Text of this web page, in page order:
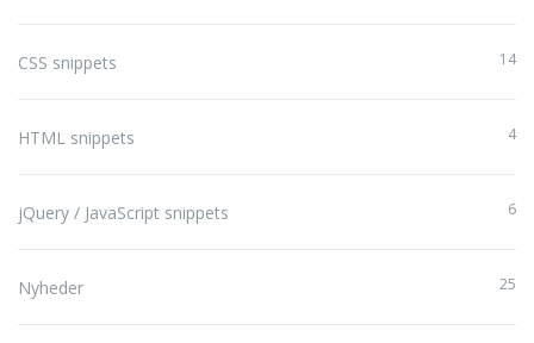
CSS snippets 14
HTML snippets 4
jQuery / JavaScript snippets 6
Nyheder 25